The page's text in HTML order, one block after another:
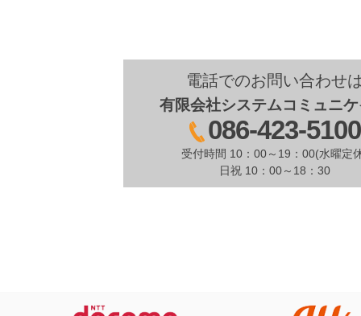
電話でのお問い合わせ
有限会社システムコミュニ
086-423-5100
受付時間 10：00～19：00(水曜定
日祝 10：00～18：30